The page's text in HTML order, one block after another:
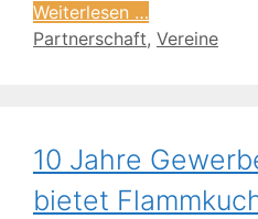
Weiterlesen …
Partnerschaft, Vereine
10 Jahre
bietet